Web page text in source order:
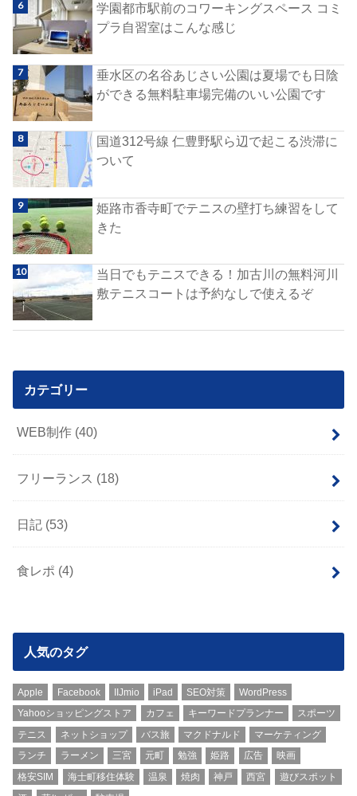
学園都市駅前のコワーキングスペース コミ
プラ自習室はこんな感じ
垂水区の名谷あじさい公園は夏場でも日陰
ができる無料駐車場完備のいい公園です
国道312号線 仁豊野駅ら辺で起こる渋滞に
ついて
姫路市香寺町でテニスの壁打ち練習をして
きた
当日でもテニスできる！加古川の無料河川
敷テニスコートは予約なしで使えるぞ
カテゴリー
WEB制作 (40)
フリーランス (18)
日記 (53)
食レポ (4)
人気のタグ
Apple Facebook IIJmio iPad SEO対策
WordPress
Yahooショッピングストア
カフェ キーワードプランナー
スポーツ
テニス
ネットショップ バス旅 マクドナルド
マーケティング
ランチ
ラーメン 三宮 元町 勉強 姫路 広告
映画
格安SIM
海士町移住体験 温泉 焼肉 神戸 西宮
遊びスポット